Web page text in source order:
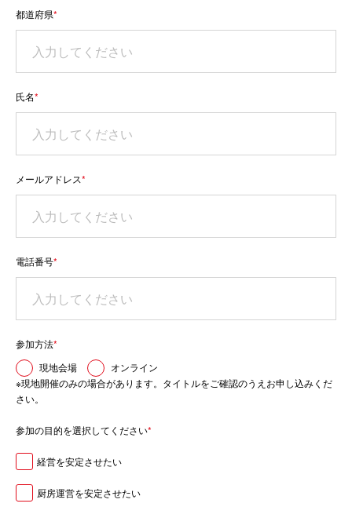
都道府県*
氏名*
メールアドレス*
電話番号*
参加方法*
現地会場
オンライン
※現地開催のみの場合があります。タイトルをご確認のうえお申し込みくだ
さい。
参加の目的を選択してください*
経営を安定させたい
厨房運営を安定させたい